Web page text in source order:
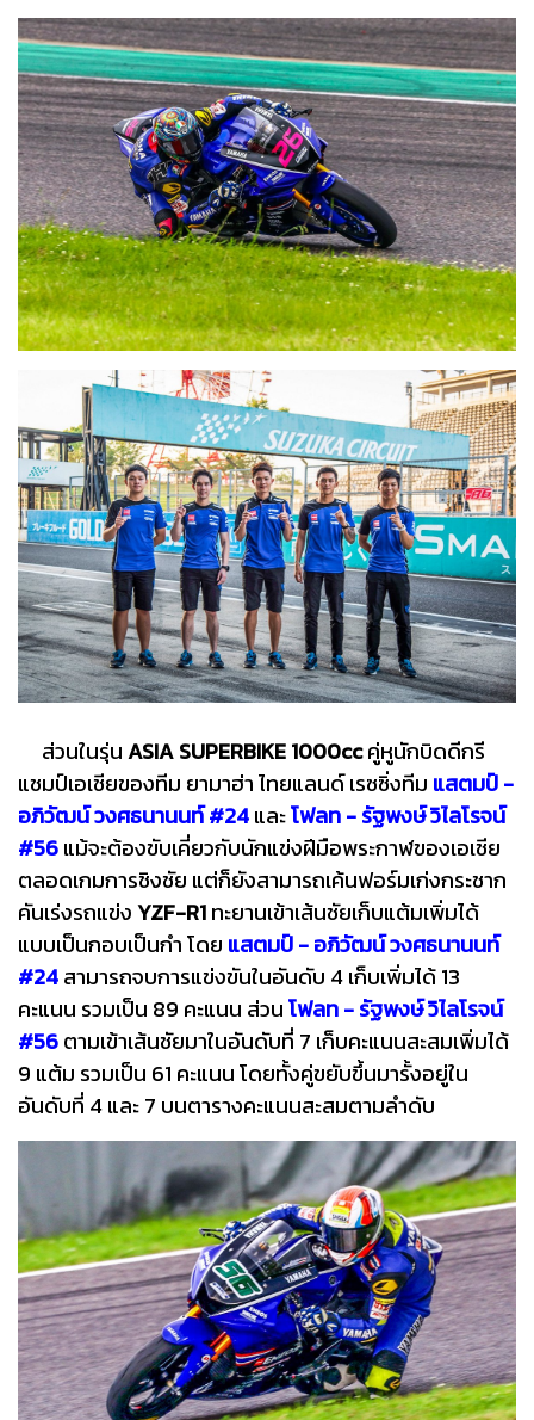
ส่วนในรุ่นASIA SUPERBIKE 1000ccคู่หูนักบิดดีกรี
แชมป์เอเชียของทีม ยามาฮ่า ไทยแลนด์ เรซซิ่งทีม แสตมป์ -
อภิวัฒน์ วงศธนานนท์ #24และโฟลท - รัฐพงษ์ วิไลโรจน์
#56แม้จะต้องขับเคี่ยวกับนักแข่งฝีมือพระกาฬของเอเชีย
ตลอดเกมการชิงชัย แต่ก็ยังสามารถเค้นฟอร์มเก่งกระชาก
คันเร่งรถแข่งYZF-R1ทะยานเข้าเส้นชัยเก็บแต้มเพิ่มได้
แบบเป็นกอบเป็นกำ โดย แสตมป์ - อภิวัฒน์ วงศธนานนท์
#24สามารถจบการแข่งขันในอันดับ 4 เก็บเพิ่มได้ 13
คะแนน รวมเป็น 89 คะแนน ส่วนโฟลท - รัฐพงษ์ วิไลโรจน์
#56ตามเข้าเส้นชัยมาในอันดับที่ 7 เก็บคะแนนสะสมเพิ่มได้
9 แต้ม รวมเป็น 61 คะแนน โดยทั้งคู่ขยับขึ้นมารั้งอยู่ใน
อันดับที่ 4 และ 7 บนตารางคะแนนสะสมตามลำดับ